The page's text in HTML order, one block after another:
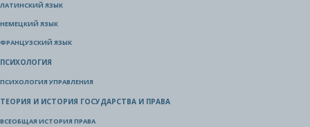
ЛАТИНСКИЙ ЯЗЫК
НЕМЕЦКИЙ ЯЗЫК
ФРАНЦУЗСКИЙ ЯЗЫК
ПСИХОЛОГИЯ
ПСИХОЛОГИЯ УПРАВЛЕНИЯ
ТЕОРИЯ И ИСТОРИЯ ГОСУДАРСТВА И ПРАВА
ВСЕОБЩАЯ ИСТОРИЯ ПРАВА